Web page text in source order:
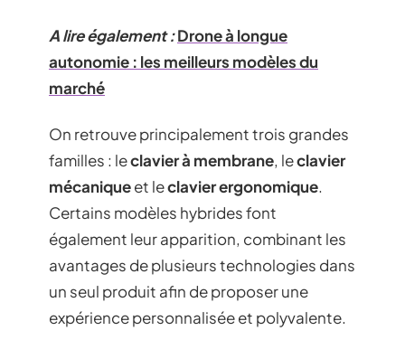
A lire également :Drone à longue
autonomie : les meilleurs modèles du
marché
On retrouve principalement trois grandes
familles : leclavier à membrane, leclavier
mécaniqueet leclavier ergonomique.
Certains modèles hybrides font
également leur apparition, combinant les
avantages de plusieurs technologies dans
un seul produit afin de proposer une
expérience personnalisée et polyvalente.